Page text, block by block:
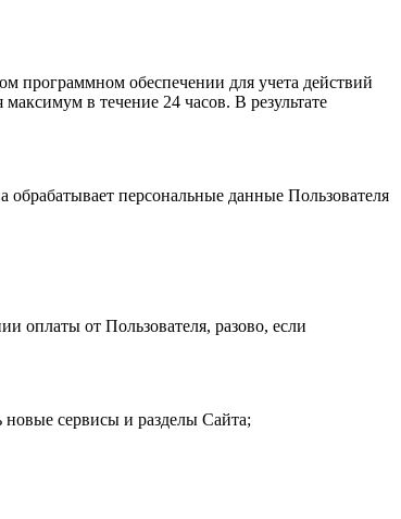
программном обеспечении для учета действий
в течение 24 часов. В результате
персональные данные Пользователя
оплаты от Пользователя, разово, если
новые сервисы и разделы Сайта;